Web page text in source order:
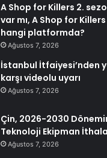
A Shop for Killers 2.
var mı, A Shop for
hangi platformda?
Ağustos 7, 2026
İstanbul İtfaiyesi’nden
karşı videolu uyarı
Ağustos 7, 2026
Çin, 2026-2030
Teknoloji Ekipman
Ağustos 7, 2026